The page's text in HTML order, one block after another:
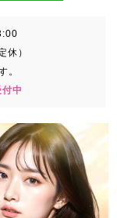
休）
。
中